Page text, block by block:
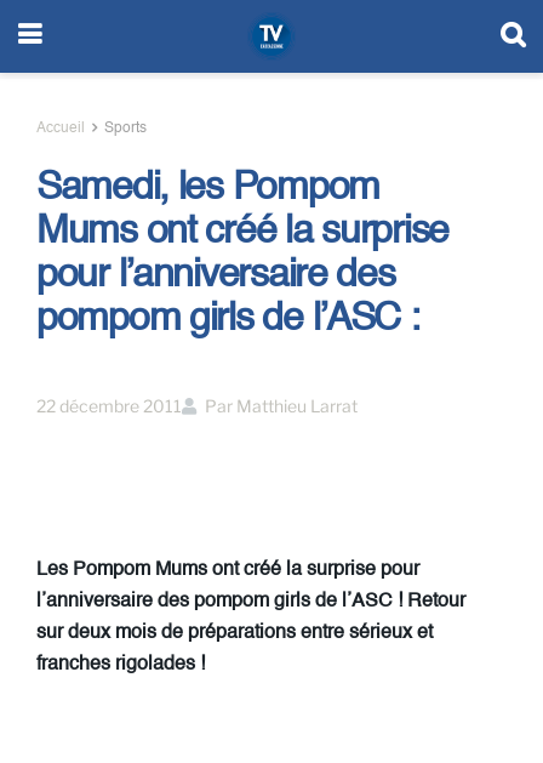
Accueil Sports
Samedi, les Pompom
Mums ont créé la surprise
pour l’anniversaire des
pompom girls de l’ASC :
22 décembre 2011 Par Matthieu Larrat
Les Pompom Mums ont créé la surprise pour
l’anniversaire des pompom girls de l’ASC ! Retour
sur deux mois de préparations entre sérieux et
franches rigolades !